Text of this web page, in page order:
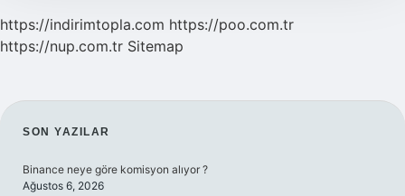
https://indirimtopla.com https://poo.com.tr
https://nup.com.tr Sitemap
SIDEBAR
SON YAZILAR
Binance neye göre komisyon alıyor ?
Ağustos 6, 2026